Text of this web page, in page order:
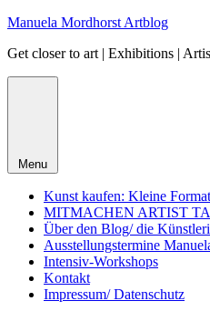
Skip
content
Manuela Mordhorst Artblog
Get closer to art | Exhibitions |
Menu
Kunst kaufen: Kleine
MITMACHEN ARTIST
Über den Blog/ die
Ausstellungstermine
Intensiv-Workshops
Kontakt
Impressum/ Datenschutz